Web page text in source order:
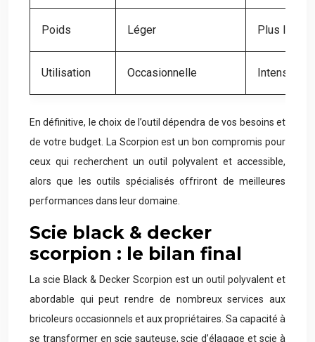
Poids Léger Plus lourd
Utilisation Occasionnelle Intensive
En définitive, le choix de l’outil dépendra de vos besoins et
de votre budget. La Scorpion est un bon compromis pour
ceux qui recherchent un outil polyvalent et accessible,
alors que les outils spécialisés offriront de meilleures
performances dans leur domaine.
Scie black & decker
scorpion : le bilan final
La scie Black & Decker Scorpion est un outil polyvalent et
abordable qui peut rendre de nombreux services aux
bricoleurs occasionnels et aux propriétaires. Sa capacité à
se transformer en scie sauteuse, scie d’élagage et scie à